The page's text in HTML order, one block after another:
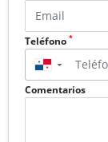
Teléfono *
▼
Comentarios